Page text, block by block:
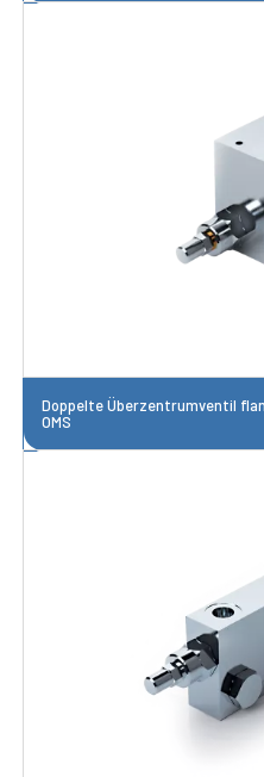
Doppelte Überzentrumventil
OMS